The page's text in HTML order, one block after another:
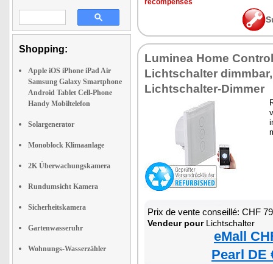
Shopping:
Apple iOS iPhone iPad Air
Samsung Galaxy Smartphone
Android Tablet Cell-Phone
Handy Mobiltelefon
Solargenerator
Monoblock Klimaanlage
2K Überwachungskamera
Rundumsicht Kamera
Sicherheitskamera
Gartenwasseruhr
Wohnungs-Wasserzähler
récompenses
Luminea Home Control
Lichtschalter
Lichtschalter-Dimmer
Prix de vente conseillé: CHF
Vendeur pourLichtschalter
eMall
Pearl DE